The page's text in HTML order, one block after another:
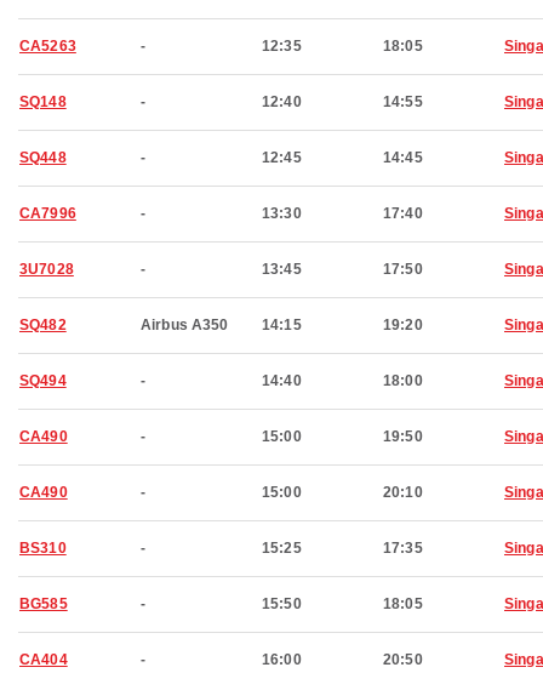
CA5263 - 12:35 18:05
SQ148 - 12:40 14:55
SQ448 - 12:45 14:45
CA7996 - 13:30 17:40
3U7028 - 13:45 17:50
SQ482 Airbus A350 14:15 19:20
SQ494 - 14:40 18:00
CA490 - 15:00 19:50
CA490 - 15:00 20:10
BS310 - 15:25 17:35
BG585 - 15:50 18:05
CA404 - 16:00 20:50